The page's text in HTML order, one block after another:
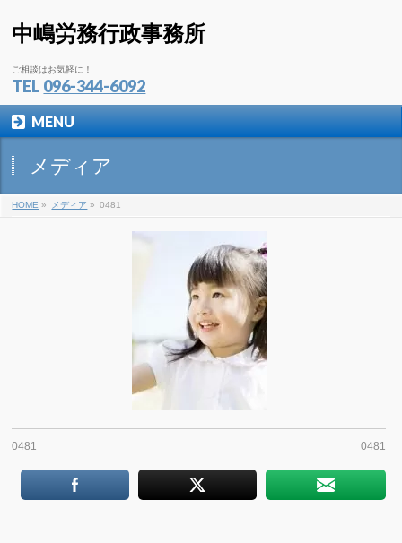
中嶋労務行政事務所
ご相談はお気軽に！
TEL 096-344-6092
MENU
メディア
HOME » メディア » 0481
0481 0481